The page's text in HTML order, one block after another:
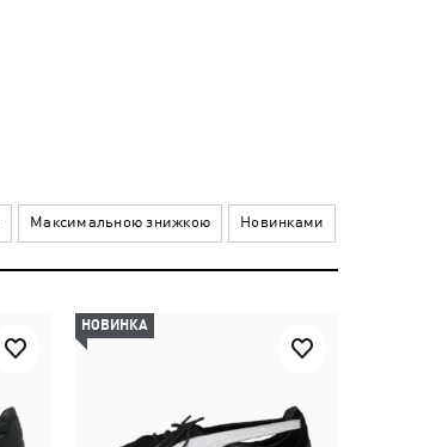
Максимальною знижкою Новинками
НОВИНКА